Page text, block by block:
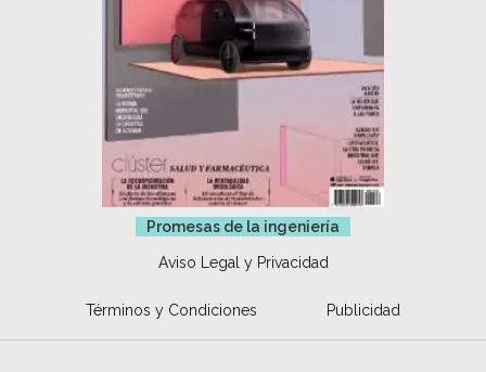
Promesas de la ingeniería
Aviso Legal y Privacidad
Términos y Condiciones Publicidad